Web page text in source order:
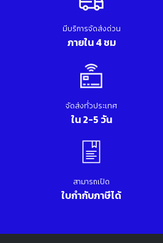
มีบริการจัดส่งด่วน
ภายใน 4 ชม
จัดส่งทั่วประเทศ
ใน 2-5 วัน
สามารถเปิด
ใบกำกับภาษีได้